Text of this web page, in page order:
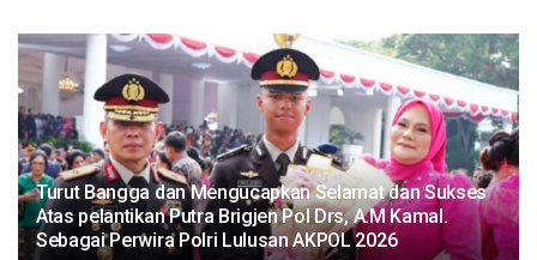
Turut Bangga dan Mengucapkan Selamat dan Sukses
Atas pelantikan Putra Brigjen Pol Drs, A.M Kamal.
Sebagai Perwira Polri Lulusan AKPOL 2026